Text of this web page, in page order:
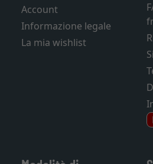
Account
Informazione legale
La mia wishlist